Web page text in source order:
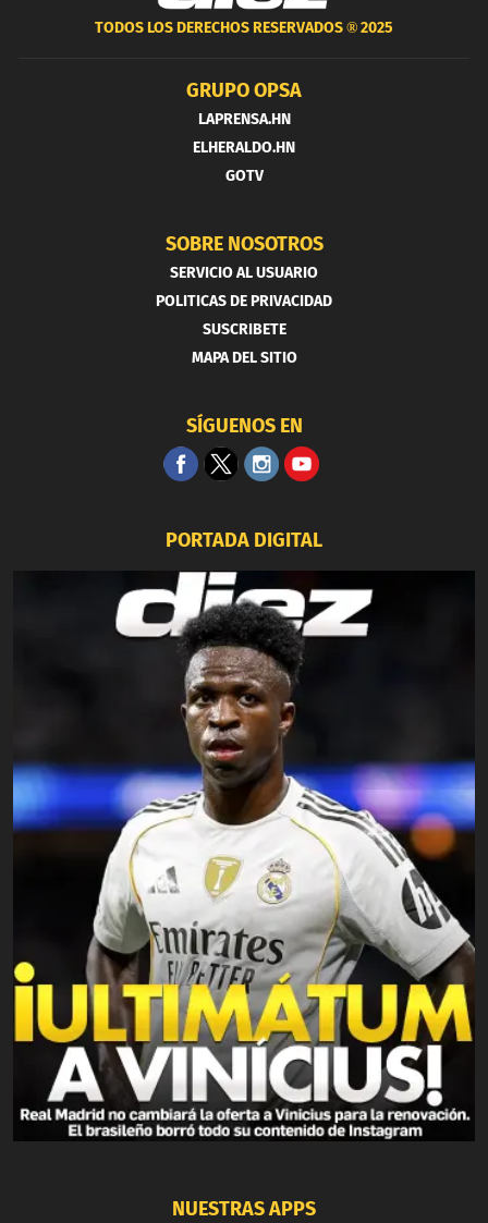
TODOS LOS DERECHOS RESERVADOS ®2025
GRUPO OPSA
LAPRENSA.HN
ELHERALDO.HN
GOTV
SOBRE NOSOTROS
SERVICIO AL USUARIO
POLITICAS DE PRIVACIDAD
SUSCRIBETE
MAPA DEL SITIO
SÍGUENOS EN
PORTADA DIGITAL
NUESTRAS APPS